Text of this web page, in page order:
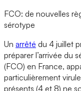
FCO: de nouvelles
sérotype
Un arrêté du 4 juillet
préparer l’arrivée du
(FCO) en France,
particulièrement
présents (4 et 8) ne